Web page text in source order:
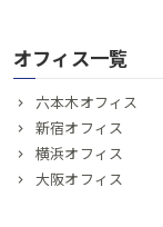
オフィス一覧
六本木オフィス
新宿オフィス
横浜オフィス
大阪オフィス